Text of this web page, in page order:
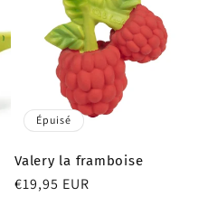
Épuisé
Valery la framboise
Prix
€19,95 EUR